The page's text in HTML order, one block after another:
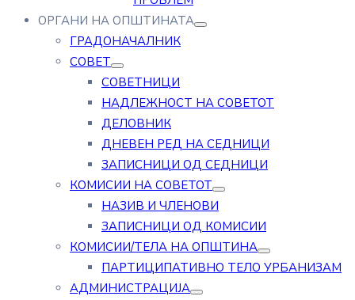
ОРГАНИ НА ОПШТИНАТА
ГРАДОНАЧАЛНИК
СОВЕТ
СОВЕТНИЦИ
НАДЛЕЖНОСТ НА СОВЕТОТ
ДЕЛОВНИК
ДНЕВЕН РЕД НА СЕДНИЦИ
ЗАПИСНИЦИ ОД СЕДНИЦИ
КОМИСИИ НА СОВЕТОТ
НАЗИВ И ЧЛЕНОВИ
ЗАПИСНИЦИ ОД КОМИСИИ
КОМИСИИ/ТЕЛА НА ОПШТИНА
ПАРТИЦИПАТИВНО ТЕЛО УРБАНИЗАМ
АДМИНИСТРАЦИЈА